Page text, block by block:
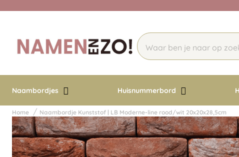
Naambordjes Huisnummerbord
Home Naambordje Kunststof | LB Moderne-line rood/wit 20x20x28,5cm